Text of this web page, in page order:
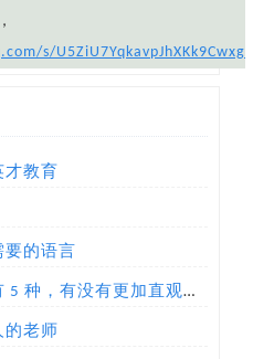
s/U5ZiU7YqkavpJhXKk9Cwxg
教育
的语言
有没有更加直观易懂的解释？
的老师